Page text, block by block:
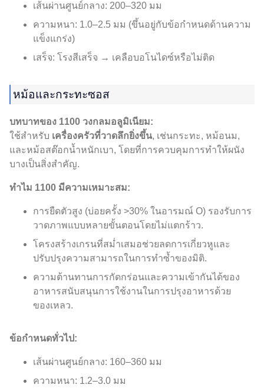
เส้นผ่านศูนย์กลาง: 200–320 มม
ความหนา: 1.0–2.5 มม (ขึ้นอยู่กับข้อกำหนดด้านความ
แข็งแกร่ง)
เสร็จ: โรงสีเสร็จ → เคลือบอโนไดซ์หรือไม่ติด
หม้อและกระทะซอส
บทบาทของ 1100 วงกลมอลูมิเนียม:
ใช้สำหรับ เครื่องครัวที่วาดลึกยิ่งขึ้น, เช่นกระทะ, หม้อนม,
และหม้อสต๊อกน้ำหนักเบา, โดยที่การควบคุมการทำให้ผนัง
บางเป็นสิ่งสำคัญ.
ทำไม 1100 มีความเหมาะสม:
การยืดตัวสูง (บ่อยครั้ง >30% ในอารมณ์ O) รองรับการ
วาดภาพแบบหลายขั้นตอนโดยไม่แตกร้าว.
โครงสร้างเกรนที่สม่ำเสมอช่วยลดการเกี่ยวหูและ
ปรับปรุงความสามารถในการทำซ้ำของมิติ.
ความต้านทานการกัดกร่อนและความเข้ากันได้ของ
อาหารสนับสนุนการใช้งานในการปรุงอาหารด้วย
ของเหลว.
ข้อกำหนดทั่วไป:
เส้นผ่านศูนย์กลาง: 160–360 มม
ความหนา: 1.2–3.0 มม